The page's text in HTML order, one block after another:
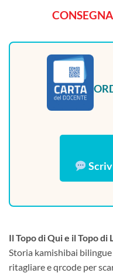
Il Topo di Qui e il Topo di
Storia kamishibai
ritagliare e qrcode per